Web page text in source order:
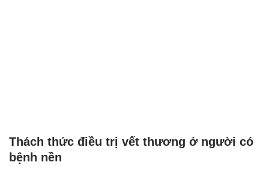
Thách thức điều trị vết thương ở người có
bệnh nền